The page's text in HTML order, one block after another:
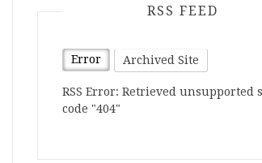
RSS FEED
Error Archived Site
RSS Error: Retrieved unsupported
code "404"